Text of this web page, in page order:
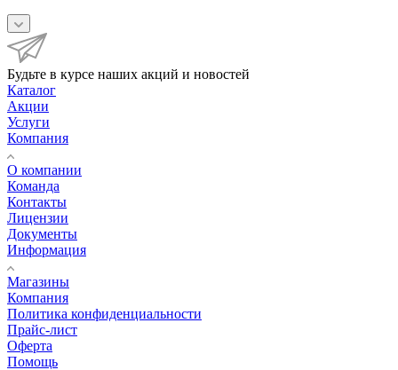
Будьте в курсе наших акций и новостей
Каталог
Акции
Услуги
Компания
О компании
Команда
Контакты
Лицензии
Документы
Информация
Магазины
Компания
Политика конфиденциальности
Прайс-лист
Оферта
Помощь